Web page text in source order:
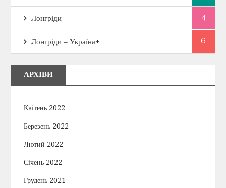
Лонгріди 4
Лонгріди – Україна+ 6
АРХІВИ
Квітень 2022
Березень 2022
Лютий 2022
Січень 2022
Грудень 2021